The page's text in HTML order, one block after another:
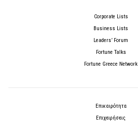
Corporate Lists
Business Lists
Leaders’ Forum
Fortune Talks
Fortune Greece Network
Επικαιρότητα
Επιχειρήσεις